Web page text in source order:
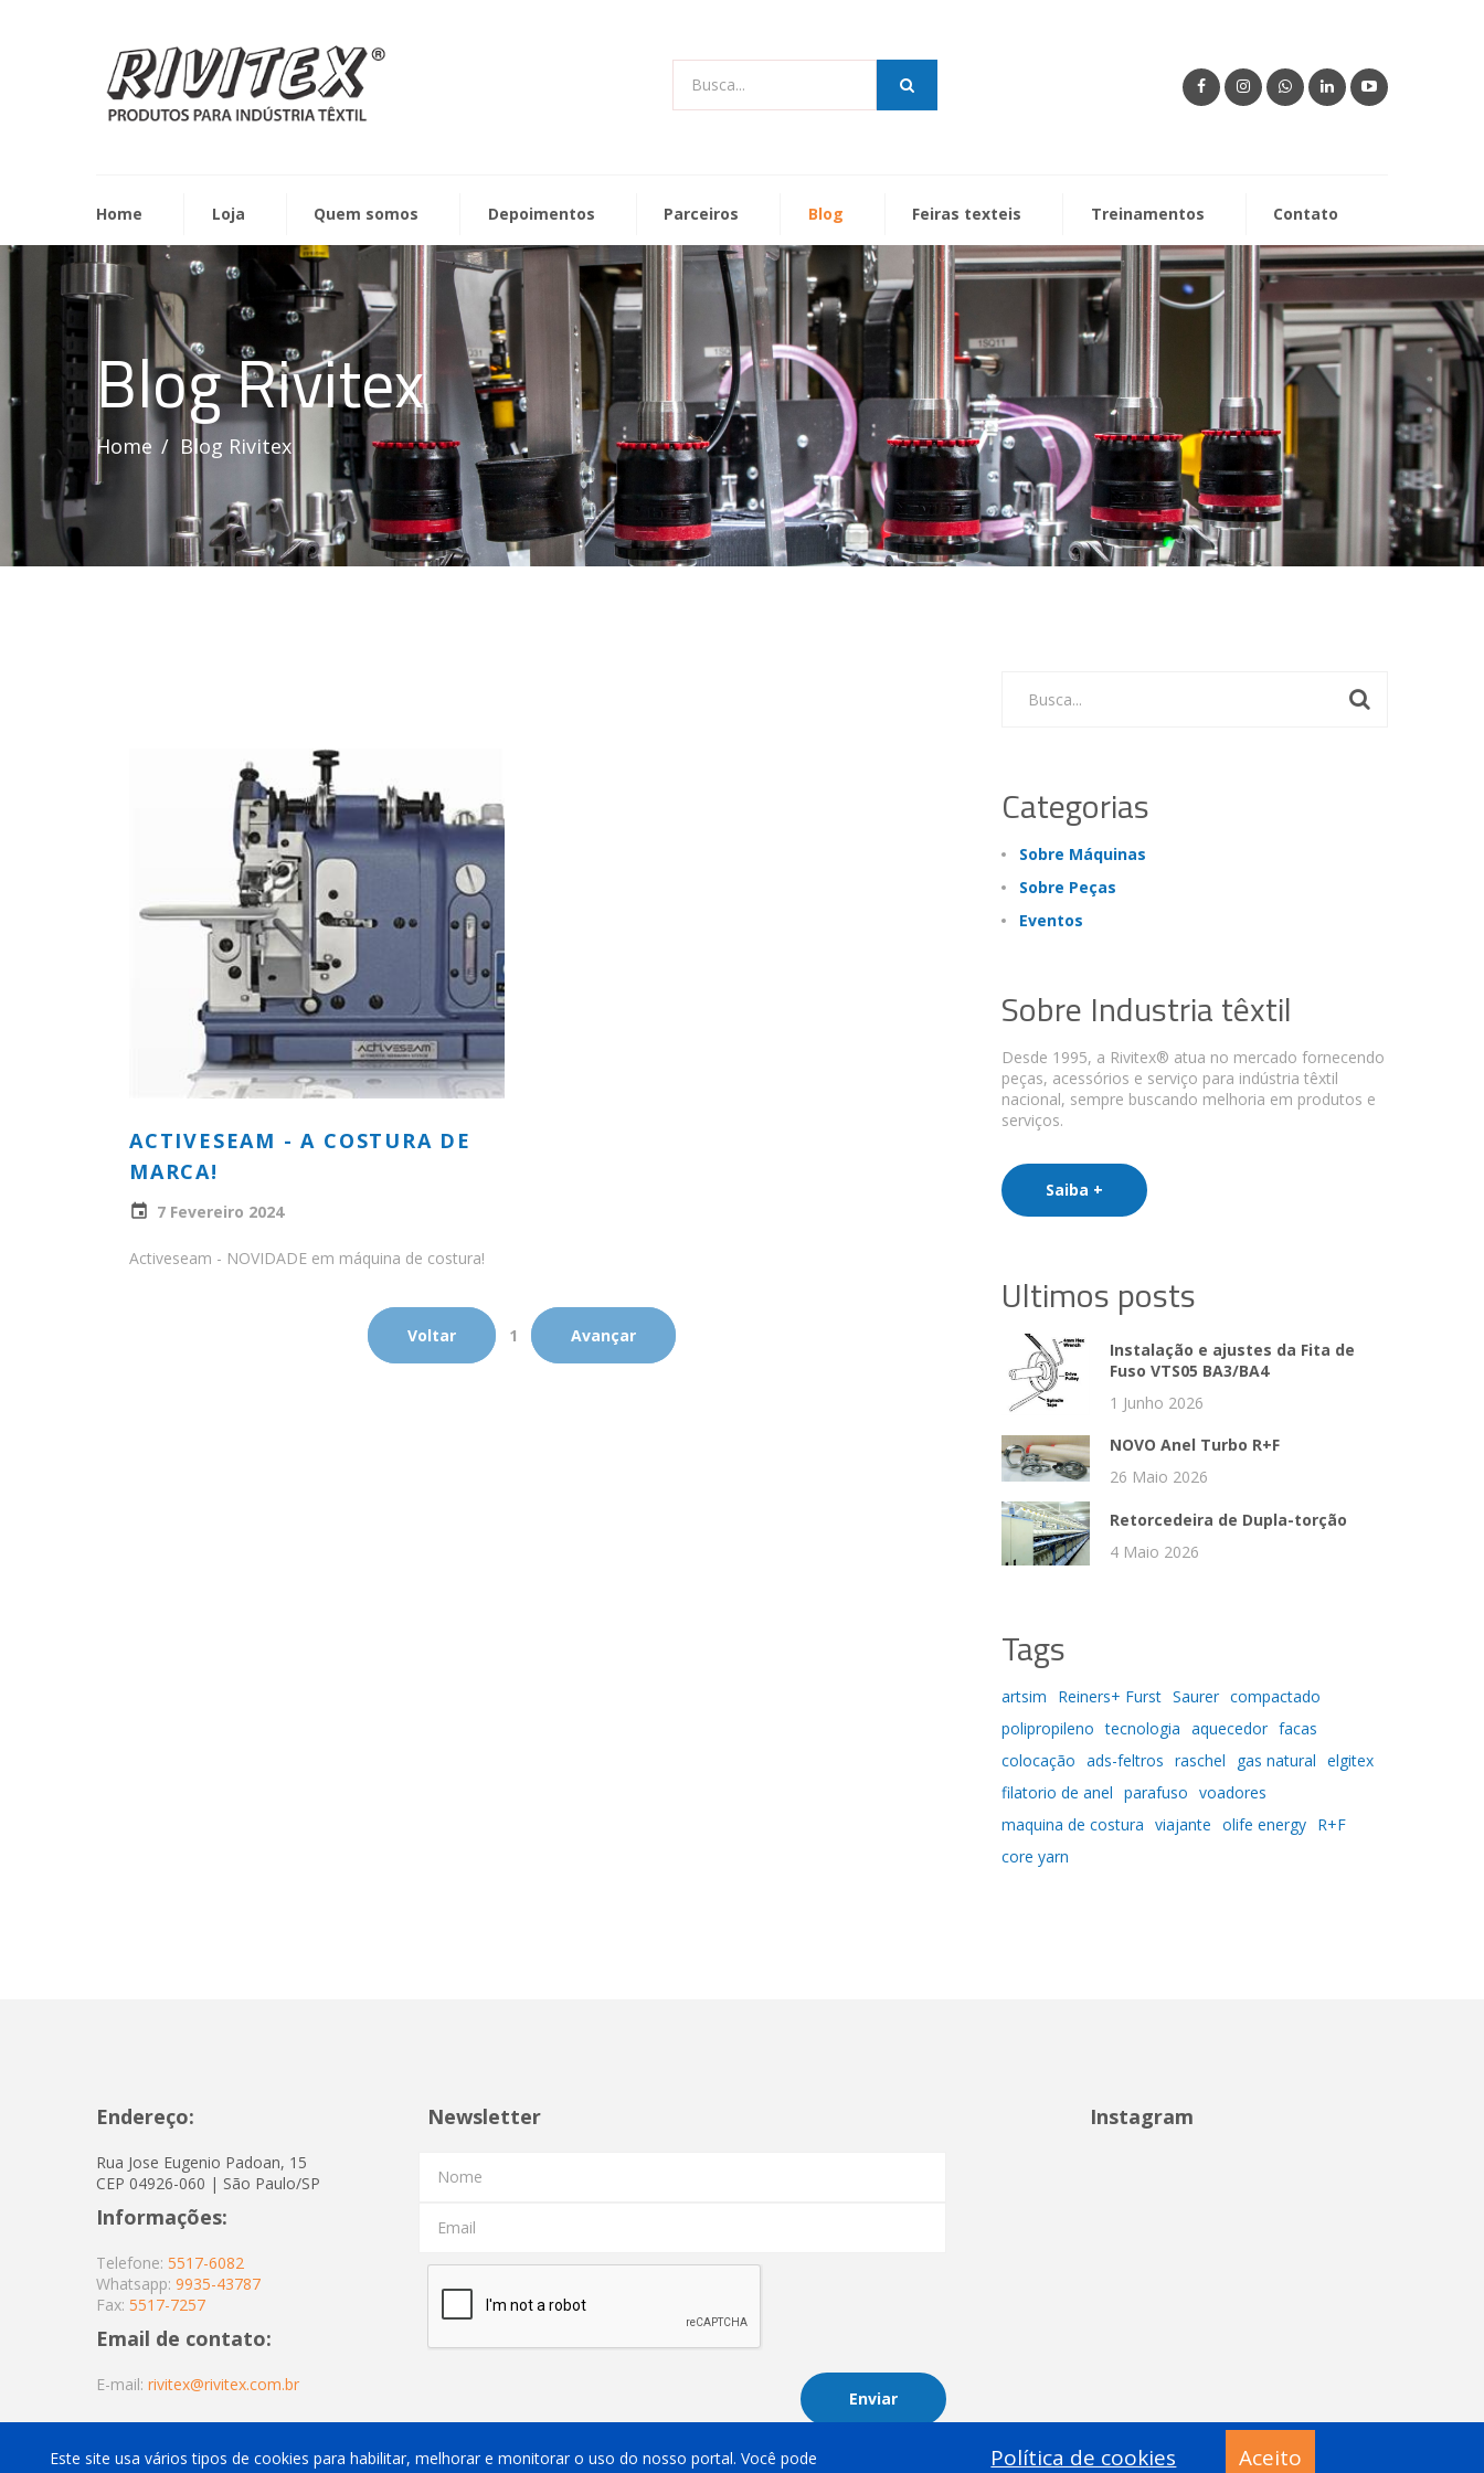
Busca...
Home Loja Quem somos Depoimentos Parceiros Blog Feiras texteis Treinamentos Contato
Blog Rivitex
Home Blog Rivitex
ACTIVESEAM - A COSTURA DE
MARCA!
7 Fevereiro 2024
Activeseam - NOVIDADE em máquina de costura!
Voltar 1 Avançar
Busca...
Categorias
Sobre Máquinas
Sobre Peças
Eventos
Sobre Industria têxtil
Desde 1995, a Rivitex® atua no mercado fornecendo
peças, acessórios e serviço para indústria têxtil
nacional, sempre buscando melhoria em produtos e
serviços.
Saiba +
Ultimos posts
Instalação e ajustes da Fita de
Fuso VTS05 BA3/BA4
1 Junho 2026
NOVO Anel Turbo R+F
26 Maio 2026
Retorcedeira de Dupla-torção
4 Maio 2026
Tags
artsim Reiners+ Furst Saurer compactado
polipropileno tecnologia aquecedor facas
colocação ads-feltros raschel gas natural elgitex
filatorio de anel parafuso voadores
maquina de costura viajante olife energy R+F
core yarn
Este site usa vários tipos de cookies para habilitar, melhorar e monitorar o uso do nosso portal. Você pode Política de cookies Aceito
Endereço:
Rua Jose Eugenio Padoan, 15
CEP 04926-060 | São Paulo/SP
Informações:
Telefone: 5517-6082
Whatsapp: 9935-43787
Fax: 5517-7257
Email de contato:
E-mail: rivitex@rivitex.com.br
Newsletter
Nome
Email
Enviar
Instagram